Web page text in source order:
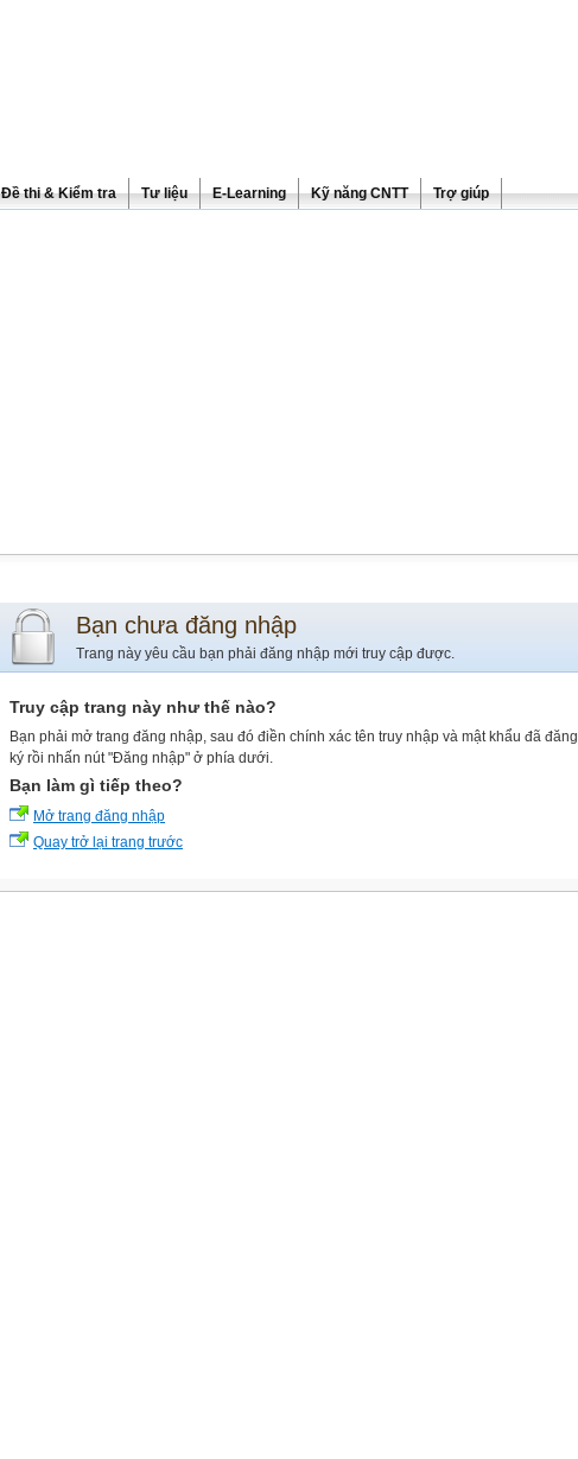
Đề thi & Kiểm tra Tư liệu E-Learning Kỹ năng CNTT Trợ giúp
Bạn chưa đăng nhập
Trang này yêu cầu bạn phải đăng nhập mới truy cập được.
Truy cập trang này như thế nào?
Bạn phải mở trang đăng nhập, sau đó điền chính xác tên truy nhập và mật khẩu đã đăng
ký rồi nhấn nút "Đăng nhập" ở phía dưới.
Bạn làm gì tiếp theo?
Mở trang đăng nhập
Quay trở lại trang trước